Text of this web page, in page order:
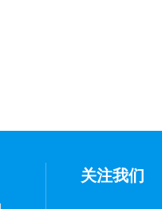
关注我们